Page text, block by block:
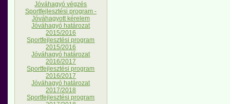
Jóváhagyó végzés
Sportfejlesztési program -
Jóváhagyott kérelem
Jóváhagyó határozat
2015/2016
Sportfejlesztési program
2015/2016
Jóváhagyó határozat
2016/2017
Sportfejlesztési program
2016/2017
Jóváhagyó határozat
2017/2018
Sportfejlesztési program